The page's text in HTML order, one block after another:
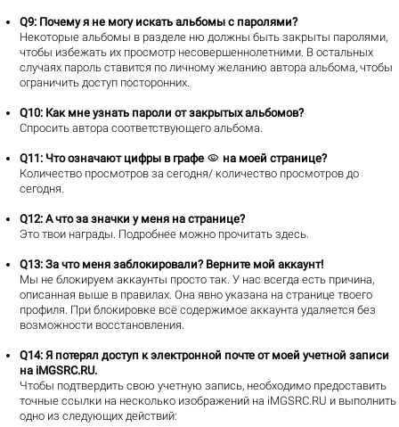
Q9: Почему я не могу искать альбомы с паролями?
Некоторые альбомы в разделе ню должны быть закрыты паролями,
чтобы избежать их просмотр несовершеннолетними. В остальных
случаях пароль ставится по личному желанию автора альбома, чтобы
ограничить доступ посторонних.
Q10: Как мне узнать пароли от закрытых альбомов?
Спросить автора соответствующего альбома.
Q11 : Что означают цифры в графе  на моей странице?
Количество просмотров за сегодня/ количество просмотров до
сегодня.
Q12: А что за значки у меня на странице?
Это твои награды. Подробнее можно прочитатьздесь.
Q13: За что меня заблокировали? Верните мой аккаунт!
Мы не блокируем аккаунты просто так. У нас всегда есть причина,
описанная выше в правилах. Она явно указана на странице твоего
профиля. При блокировке всё содержимое аккаунта удаляется без
возможности восстановления.
Q14: Я потерял доступ к электронной почте от моей учетной записи
на iMGSRC.RU.
Чтобы подтвердить свою учетную запись, необходимо предоставить
точные ссылки на несколько изображений на iMGSRC.RU и выполнить
одно из следующих действий: